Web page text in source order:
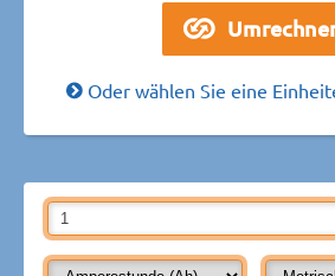
Oder wählen Sie eine